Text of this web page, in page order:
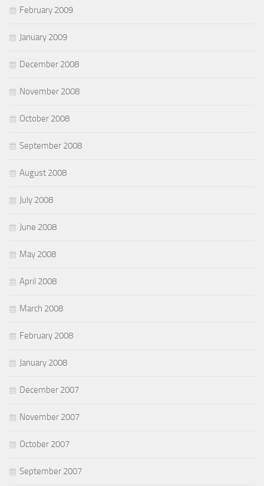
February 2009
January 2009
December 2008
November 2008
October 2008
September 2008
August 2008
July 2008
June 2008
May 2008
April 2008
March 2008
February 2008
January 2008
December 2007
November 2007
October 2007
September 2007